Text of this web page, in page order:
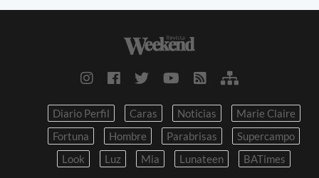
Diario Perfil Caras Noticias
Marie Claire
Fortuna
Hombre Parabrisas
Supercampo
Look
Luz Mia Lunateen BATimes